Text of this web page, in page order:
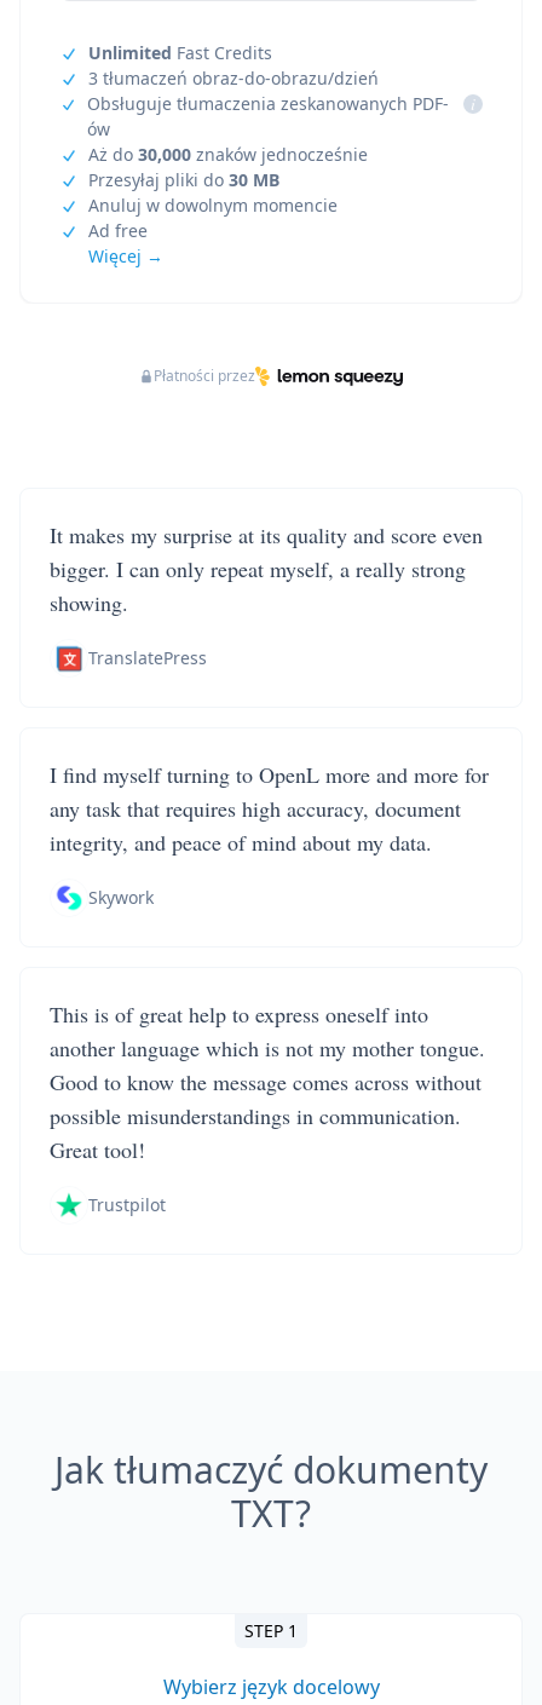
Unlimited Fast Credits
3 tłumaczeń obraz-do-obrazu/dzień
Obsługuje tłumaczenia zeskanowanych PDF-
ów
i
Aż do 30,000 znaków jednocześnie
Przesyłaj pliki do 30 MB
Anuluj w dowolnym momencie
Ad free
Więcej →
Płatności przez
It makes my surprise at its quality and score even
bigger. I can only repeat myself, a really strong
showing.
TranslatePress
I find myself turning to OpenL more and more for
any task that requires high accuracy, document
integrity, and peace of mind about my data.
Skywork
This is of great help to express oneself into
another language which is not my mother tongue.
Good to know the message comes across without
possible misunderstandings in communication.
Great tool!
Trustpilot
Jak tłumaczyć dokumenty
TXT?
STEP 1
Wybierz język docelowy